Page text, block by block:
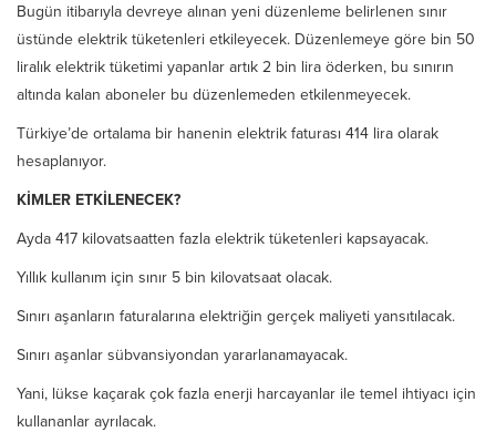
Bugün itibarıyla devreye alınan yeni düzenleme belirlenen sınır
üstünde elektrik tüketenleri etkileyecek. Düzenlemeye göre bin 50
liralık elektrik tüketimi yapanlar artık 2 bin lira öderken, bu sınırın
altında kalan aboneler bu düzenlemeden etkilenmeyecek.
Türkiye’de ortalama bir hanenin elektrik faturası 414 lira olarak
hesaplanıyor.
KİMLER ETKİLENECEK?
Ayda 417 kilovatsaatten fazla elektrik tüketenleri kapsayacak.
Yıllık kullanım için sınır 5 bin kilovatsaat olacak.
Sınırı aşanların faturalarına elektriğin gerçek maliyeti yansıtılacak.
Sınırı aşanlar sübvansiyondan yararlanamayacak.
Yani, lük­se kaçarak çok fazla enerji har­cayanlar ile temel ihtiyacı için
kullananlar ayrılacak.